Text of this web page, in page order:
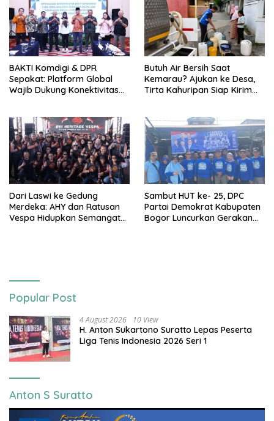
BAKTI Komdigi & DPR
Sepakat: Platform Global
Wajib Dukung Konektivitas
Butuh Air Bersih Saat
Kemarau? Ajukan ke Desa,
Tirta Kahuripan Siap Kirim
Dari Laswi ke Gedung
Merdeka: AHY dan Ratusan
Vespa Hidupkan Semangat
Sambut HUT ke- 25, DPC
Partai Demokrat Kabupaten
Bogor Luncurkan Gerakan
Popular Post
4 August 2026 10 View
H. Anton Sukartono Suratto Lepas Peserta
Liga Tenis Indonesia 2026 Seri 1
Anton S Suratto